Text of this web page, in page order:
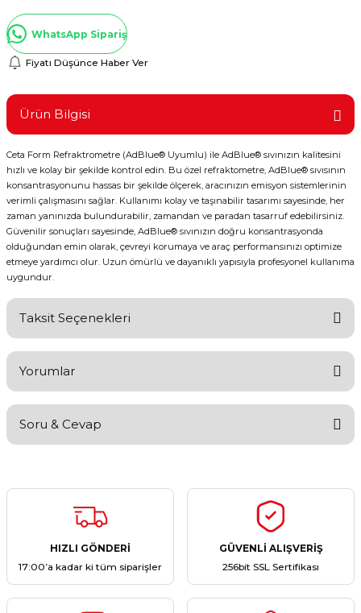
Kaplamalar
WhatsApp Sipariş
Fiyatı Düşünce Haber Ver
Ürün Bilgisi
Ceta Form Refraktrometre (AdBlue® Uyumlu) ile AdBlue® sıvınızın kalitesini
hızlı ve kolay bir şekilde kontrol edin. Bu özel refraktometre, AdBlue® sıvısının
konsantrasyonunu hassas bir şekilde ölçerek, aracınızın emisyon sistemlerinin
verimli çalışmasını sağlar. Kullanımı kolay ve taşınabilir tasarımı sayesinde, her
zaman yanınızda bulundurabilir, zamandan ve paradan tasarruf edebilirsiniz.
Güvenilir sonuçları sayesinde, AdBlue® sıvınızın doğru konsantrasyonda
olduğundan emin olarak, çevreyi korumaya ve araç performansınızı optimize
etmeye yardımcı olur. Uzun ömürlü ve dayanıklı yapısıyla profesyonel kullanıma
uygundur.
Taksit Seçenekleri
Yorumlar
Yorum Yaz
Soru & Cevap
Ürün hakkında henüz soru sorulmamış.
HIZLI GÖNDERİ
17:00’a kadar ki tüm siparişler
GÜVENLİ ALIŞVERİŞ
256bit SSL Sertifikası